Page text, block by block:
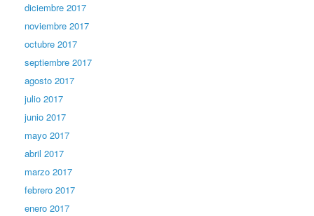
diciembre 2017
noviembre 2017
octubre 2017
septiembre 2017
agosto 2017
julio 2017
junio 2017
mayo 2017
abril 2017
marzo 2017
febrero 2017
enero 2017